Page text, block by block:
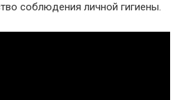
соблюдения личной гигиены.